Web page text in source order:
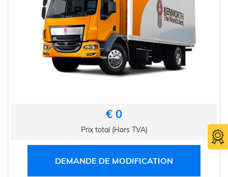
€ 0
Prix total (Hors TVA)
DEMANDE DE MODIFICATION